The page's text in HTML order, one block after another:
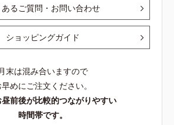
あるご質問・お問い合わせ
ショッピングガイド
末は混み合いますので
早めにご注文ください。
前後が比較的つながりやすい
時間帯です。